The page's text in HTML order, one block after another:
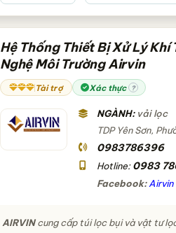
Hệ Thống Thiết Bị Xử Lý
Nghệ Môi Trường Airvin
Tài trợ Xác thực ?
NGÀNH: vải lọc
TDP Yên Sơn,
0983786396
Hotline:0983
Facebook: Airvin
AIRVINcung cấp túi lọc bụi và vật tư